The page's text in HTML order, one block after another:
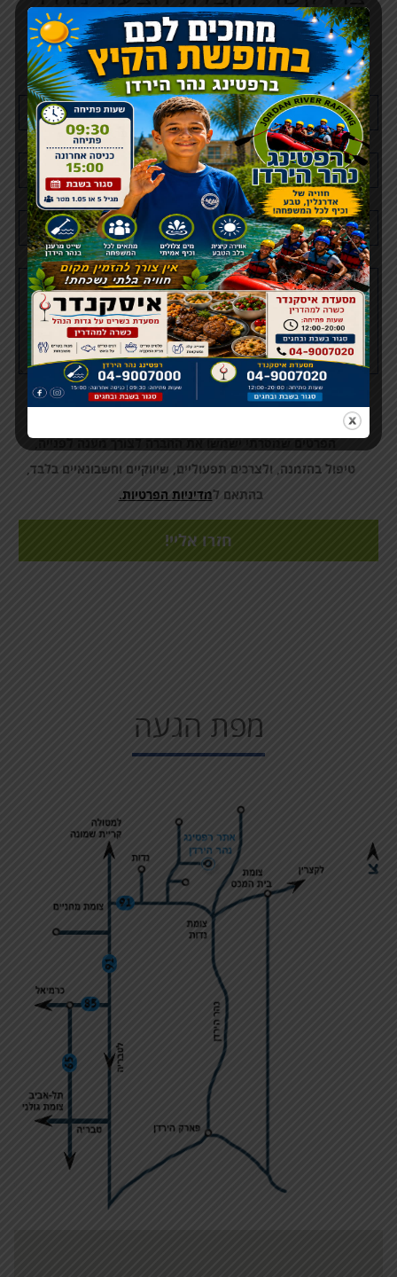
ויעוץ
שם
מלא
טלפון
דוא"ל
הערות
הפרטים שמסרתי ישמשו את החברה לצורך מענה לפנייה,
טיפול בהזמנה, ולצרכים תפעוליים, שיווקיים וחשבונאיים בלבד,
בהתאם למדיניות הפרטיות.
מפת הגעה